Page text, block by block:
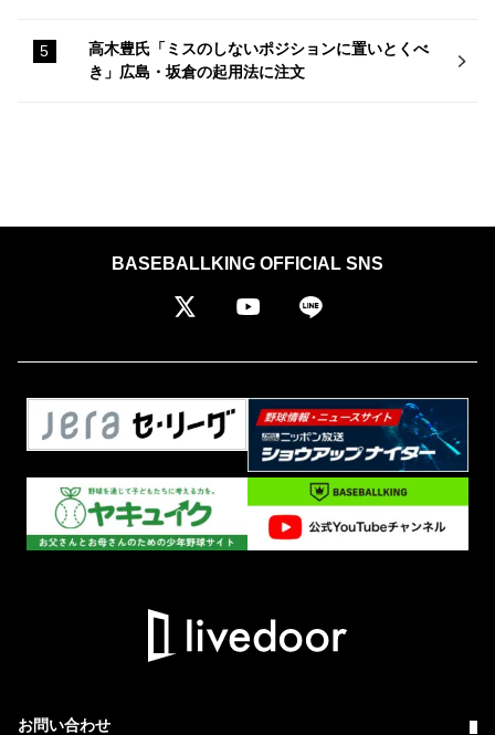
高木豊氏「ミスのしないポジションに置いとくべ
き」広島・坂倉の起用法に注文
BASEBALLKING OFFICIAL SNS
お問い合わせ